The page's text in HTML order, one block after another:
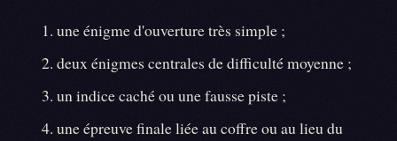
une énigme d'ouverture très simple ;
deux énigmes centrales de difficulté moyenne ;
un indice caché ou une fausse piste ;
une épreuve finale liée au coffre ou au lieu du